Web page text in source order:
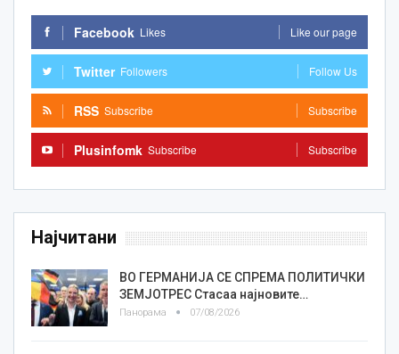
Facebook Likes Like our page
Twitter Followers Follow Us
RSS Subscribe Subscribe
Plusinfomk Subscribe Subscribe
Најчитани
ВО ГЕРМАНИЈА СЕ СПРЕМА ПОЛИТИЧКИ
ЗЕМЈОТРЕС Стасаа најновите…
Панорама 07/08/2026